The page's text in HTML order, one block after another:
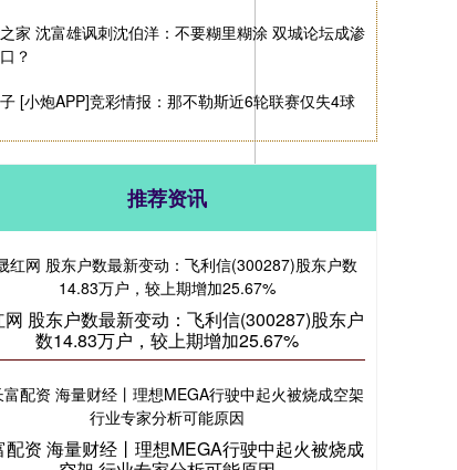
家 沈富雄讽刺沈伯洋：不要糊里糊涂 双城论坛成渗
？
[小炮APP]竞彩情报：那不勒斯近6轮联赛仅失4球
推荐资讯
网 股东户数最新变动：飞利信(300287)股东户
数14.83万户，较上期增加25.67%
配资 海量财经丨理想MEGA行驶中起火被烧成